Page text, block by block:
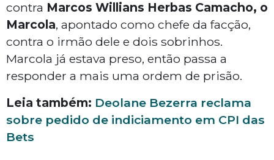
contra Marcos Willians Herbas Camacho, o
Marcola, apontado como chefe da facção,
contra o irmão dele e dois sobrinhos.
Marcola já estava preso, então passa a
responder a mais uma ordem de prisão.
Leia também: Deolane Bezerra reclama
sobre pedido de indiciamento em CPI das
Bets